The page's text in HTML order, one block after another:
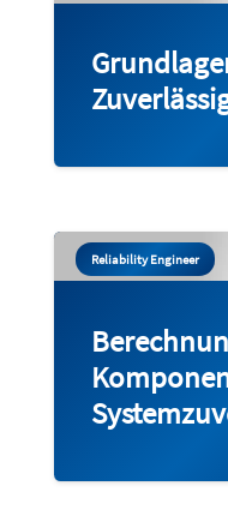
Reliability Engineer